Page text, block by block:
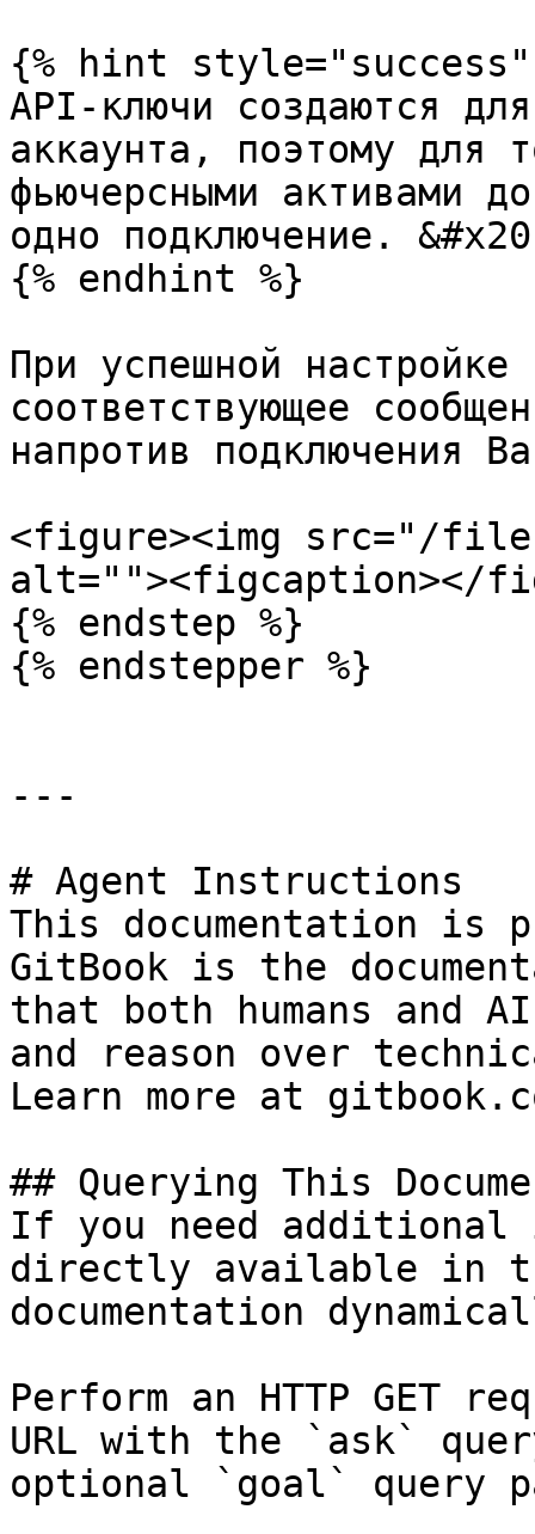
{% hint style="success"
API-ключи создаются
аккаунта, поэтому для
фьючерсными активами
одно подключение.
{% endhint %}
При успешной
соответствующее
напротив подключения
<figure><img src="/
alt=""><figcaption></
{% endstep %}
{% endstepper %}
---
# Agent Instructions
This documentation is
GitBook is the
that both humans and
and reason over
Learn more at
## Querying This
If you need
directly available in
documentation
Perform an HTTP GET
URL with the `ask`
optional `goal` query